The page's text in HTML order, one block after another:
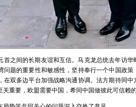
首之间的长期友谊和互信。马克龙总统去年访
问题的重要性和敏感性，坚持奉行一个中国政
在双多边平台加强战略沟通协调。法方期待同
重要，欧盟需要中国，希同中国做彼此可信赖